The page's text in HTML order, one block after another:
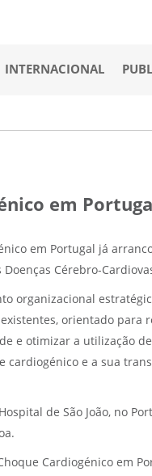
INTERNACIONAL
em
em Portugal já
Cérebro-
organizacional
orientado
e otimizar a utilização
e a sua
de São João, no
Cardiogénico em